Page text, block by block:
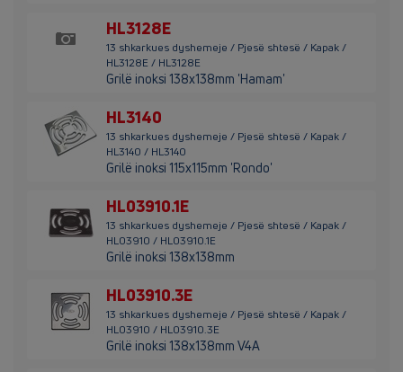
HL3128E
13 shkarkues dyshemeje / Pjesë shtesë / Kapak /
HL3128E / HL3128E
Grilë inoksi 138x138mm 'Hamam'
HL3140
13 shkarkues dyshemeje / Pjesë shtesë / Kapak /
HL3140 / HL3140
Grilë inoksi 115x115mm 'Rondo'
HL03910.1E
13 shkarkues dyshemeje / Pjesë shtesë / Kapak /
HL03910 / HL03910.1E
Grilë inoksi 138x138mm
HL03910.3E
13 shkarkues dyshemeje / Pjesë shtesë / Kapak /
HL03910 / HL03910.3E
Grilë inoksi 138x138mm V4A